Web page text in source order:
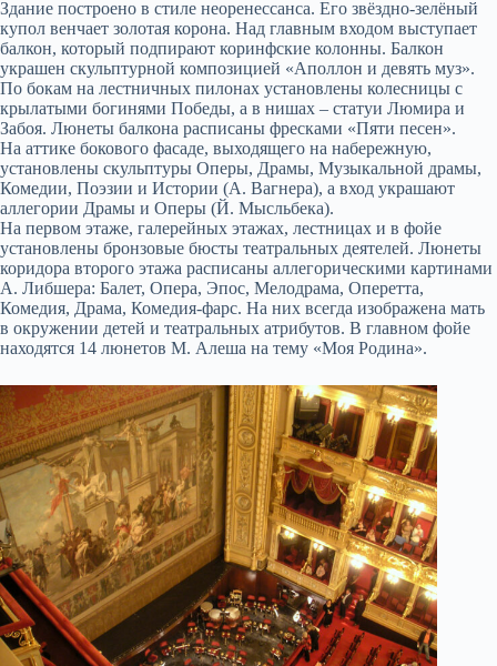
Здание построено в стиле неоренессанса. Его звёздно-зелёный
купол венчает золотая корона. Над главным входом выступает
балкон, который подпирают коринфские колонны. Балкон
украшен скульптурной композицией «Аполлон и девять муз».
По бокам на лестничных пилонах установлены колесницы с
крылатыми богинями Победы, а в нишах – статуи Люмира и
Забоя. Люнеты балкона расписаны фресками «Пяти песен».
На аттике бокового фасаде, выходящего на набережную,
установлены скульптуры Оперы, Драмы, Музыкальной драмы,
Комедии, Поэзии и Истории (А. Вагнера), а вход украшают
аллегории Драмы и Оперы (Й. Мысльбека).
На первом этаже, галерейных этажах, лестницах и в фойе
установлены бронзовые бюсты театральных деятелей. Люнеты
коридора второго этажа расписаны аллегорическими картинами
А. Либшера: Балет, Опера, Эпос, Мелодрама, Оперетта,
Комедия, Драма, Комедия-фарс. На них всегда изображена мать
в окружении детей и театральных атрибутов. В главном фойе
находятся 14 люнетов М. Алеша на тему «Моя Родина».